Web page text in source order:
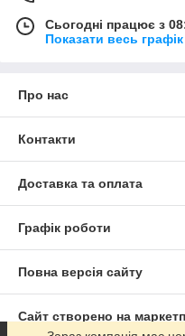
Сьогодні працює з
Показати весь
Про нас
Контакти
Доставка та оплата
Графік роботи
Повна версія сайту
Сайт створено на